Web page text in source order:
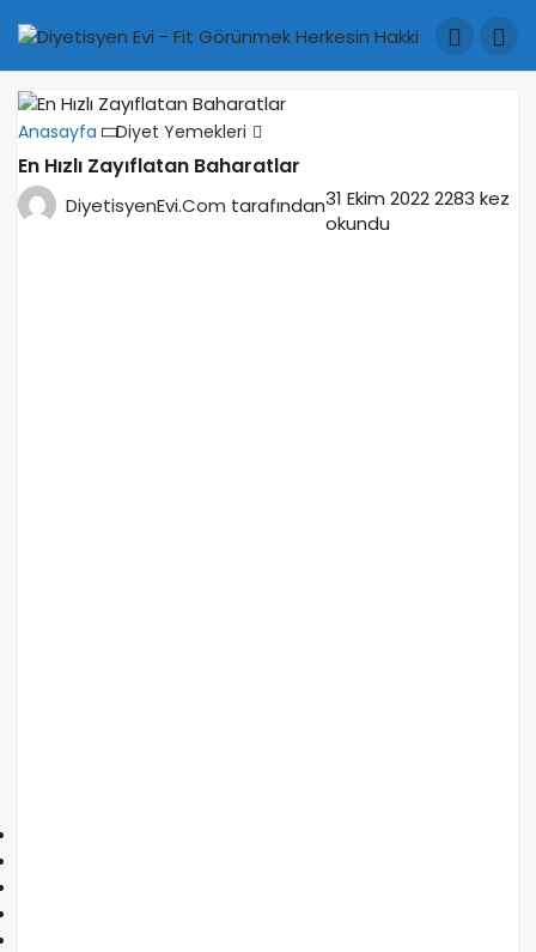
Anasayfa Diyet Yemekleri
En Hızlı Zayıflatan Baharatlar
DiyetisyenEvi.Com tarafından31 Ekim 20222283 kez
okundu